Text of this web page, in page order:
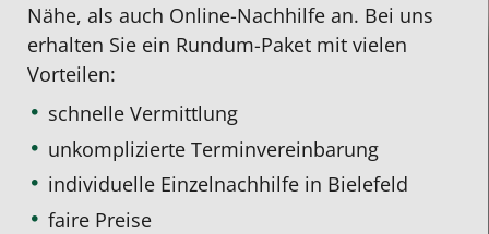
Nähe, als auch Online-Nachhilfe an. Bei uns
erhalten Sie ein Rundum-Paket mit vielen
Vorteilen:
schnelle Vermittlung
unkomplizierte Terminvereinbarung
individuelle Einzelnachhilfe in Bielefeld
faire Preise